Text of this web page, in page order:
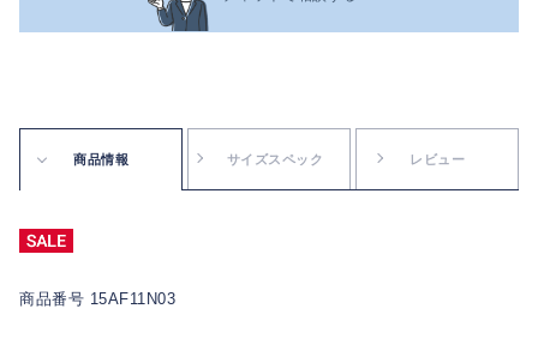
商品情報 サイズスペック レビュー
商品番号 15AF11N03